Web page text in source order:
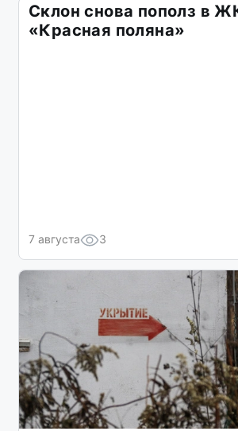
Склон снова пополз в
«Красная поляна»
7 августа 3